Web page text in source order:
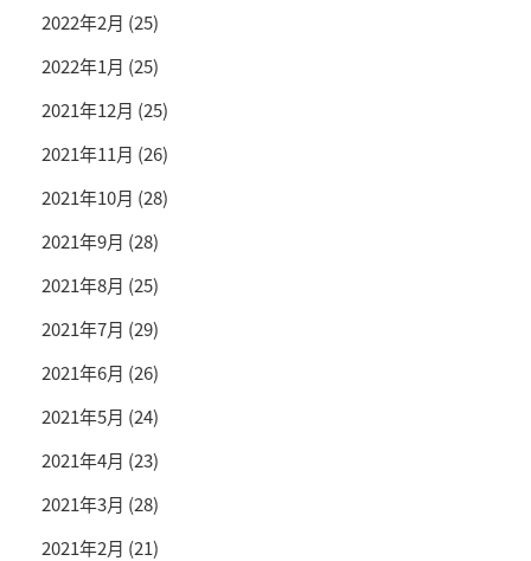
2022年2月 (25)
2022年1月 (25)
2021年12月 (25)
2021年11月 (26)
2021年10月 (28)
2021年9月 (28)
2021年8月 (25)
2021年7月 (29)
2021年6月 (26)
2021年5月 (24)
2021年4月 (23)
2021年3月 (28)
2021年2月 (21)